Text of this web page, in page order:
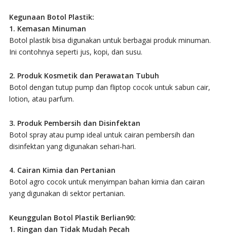
Kegunaan Botol Plastik:
1. Kemasan Minuman
Botol plastik bisa digunakan untuk berbagai produk minuman.
Ini contohnya seperti jus, kopi, dan susu.
2. Produk Kosmetik dan Perawatan Tubuh
Botol dengan tutup pump dan fliptop cocok untuk sabun cair,
lotion, atau parfum.
3. Produk Pembersih dan Disinfektan
Botol spray atau pump ideal untuk cairan pembersih dan
disinfektan yang digunakan sehari-hari.
4. Cairan Kimia dan Pertanian
Botol agro cocok untuk menyimpan bahan kimia dan cairan
yang digunakan di sektor pertanian.
Keunggulan Botol Plastik Berlian90:
1. Ringan dan Tidak Mudah Pecah